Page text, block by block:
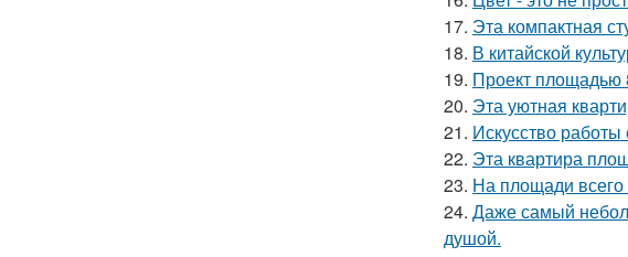
17. Эта компактная
18. В китайской
19. Проект площадью
20. Эта уютная
21. Искусство работы
22. Эта квартира
23. На площади всего
24. Даже самый
душой.